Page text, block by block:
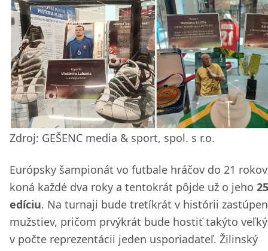
Zdroj: GEŠENC media & sport, spol. s r.o.
Európsky šampionát vo futbale hráčov do 21
koná každé dva roky a tentokrát pôjde už o jeho
edíciu. Na turnaji bude tretíkrát v histórii
mužstiev, pričom prvýkrát bude hostiť takýto
v počte reprezentácii jeden usporiadateľ. Žilinský